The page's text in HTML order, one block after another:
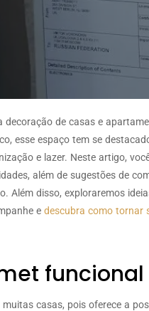
de casas e
esse espaço tem se
e lazer. Neste artigo,
além de sugestões de
Além disso, exploraremos
e descubra como tornar
casas, pois oferece a